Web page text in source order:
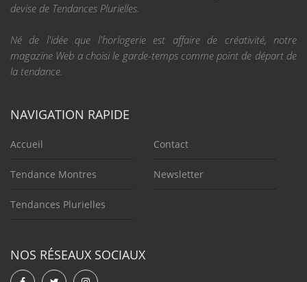
devise de Tendances Plurielles.
Né de l'idée que l'horlogerie est affaire de créativité, notre
magazine Web a choisi le garde-temps comme point de départ de
la tendance.
NAVIGATION RAPIDE
Accueil
Tendance Montres
Tendances Plurielles
Contact
Newsletter
NOS RÉSEAUX SOCIAUX